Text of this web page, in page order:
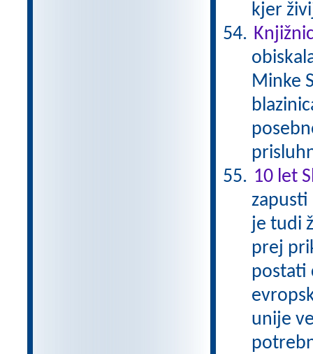
kjer
Minke
10 let
zapusti
je tudi
prej
postati
unije